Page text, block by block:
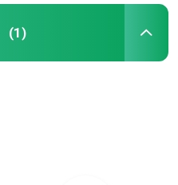
(1)